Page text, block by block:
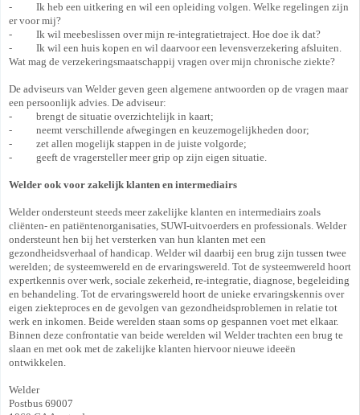
- Ik heb een uitkering en wil een opleiding volgen. Welke regelingen zijn
er voor mij?
- Ik wil meebeslissen over mijn re-integratietraject. Hoe doe ik dat?
- Ik wil een huis kopen en wil daarvoor een levensverzekering afsluiten.
Wat mag de verzekeringsmaatschappij vragen over mijn chronische ziekte?
De adviseurs van Welder geven geen algemene antwoorden op de vragen maar
een persoonlijk advies. De adviseur:
- brengt de situatie overzichtelijk in kaart;
- neemt verschillende afwegingen en keuzemogelijkheden door;
- zet allen mogelijk stappen in de juiste volgorde;
- geeft de vragersteller meer grip op zijn eigen situatie.
Welder ook voor zakelijk klanten en intermediairs
Welder ondersteunt steeds meer zakelijke klanten en intermediairs zoals
cliënten- en patiëntenorganisaties, SUWI-uitvoerders en professionals. Welder
ondersteunt hen bij het versterken van hun klanten met een
gezondheidsverhaal of handicap. Welder wil daarbij een brug zijn tussen twee
werelden; de systeemwereld en de ervaringswereld. Tot de systeemwereld hoort
expertkennis over werk, sociale zekerheid, re-integratie, diagnose, begeleiding
en behandeling. Tot de ervaringswereld hoort de unieke ervaringskennis over
eigen ziekteproces en de gevolgen van gezondheidsproblemen in relatie tot
werk en inkomen. Beide werelden staan soms op gespannen voet met elkaar.
Binnen deze confrontatie van beide werelden wil Welder trachten een brug te
slaan en met ook met de zakelijke klanten hiervoor nieuwe ideeën
ontwikkelen.
Welder
Postbus 69007